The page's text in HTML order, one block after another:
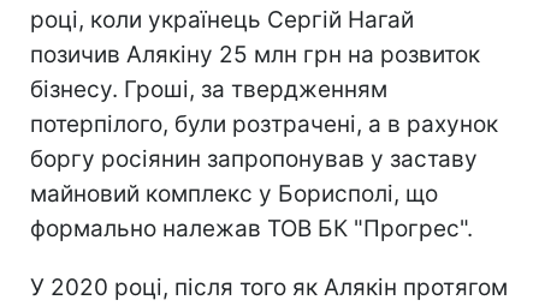
році, коли українець Сергій Нагай
позичив Алякіну 25 млн грн на розвиток
бізнесу. Гроші, за твердженням
потерпілого, були розтрачені, а в рахунок
боргу росіянин запропонував у заставу
майновий комплекс у Борисполі, що
формально належав ТОВ БК "Прогрес".
У 2020 році, після того як Алякін протягом